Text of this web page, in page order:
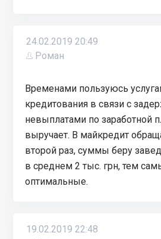
24.02.2019 20:49
Роман
Временами пользуюсь
кредитования в связи с
невыплатами по заработной
выручает. В майкредит
второй раз, суммы беру
в среднем 2 тыс. грн, тем
оптимальные.
19.02.2019 22:48